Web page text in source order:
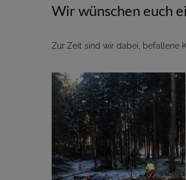
Wir wünschen euch
Zur Zeit sind wir dabei, befallene